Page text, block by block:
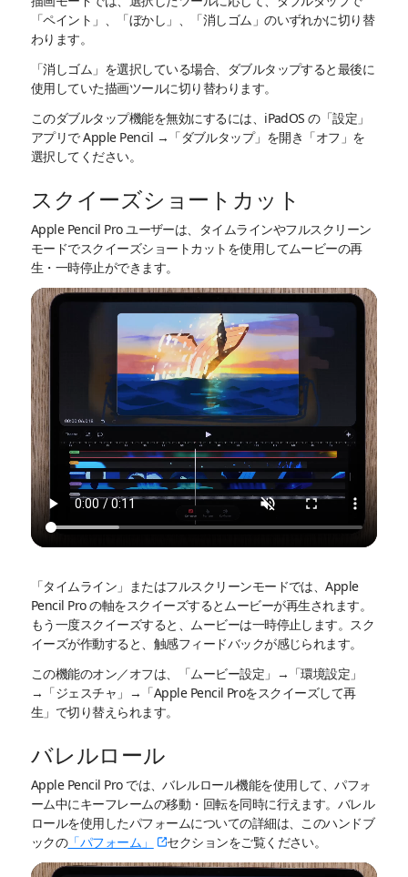
「ペイント」、「ぼかし」、「消しゴム」のいずれかに切り替
わります。
「消しゴム」を選択している場合、ダブルタップすると最後に
使用していた描画ツールに切り替わります。
このダブルタップ機能を無効にするには、iPadOS の「設定」
アプリで Apple Pencil →「ダブルタップ」を開き「オフ」を
選択してください。
スクイーズショートカット
Apple Pencil Pro ユーザーは、タイムラインやフルスクリーン
モードでスクイーズショートカットを使用してムービーの再
生・一時停止ができます。
「タイムライン」またはフルスクリーンモードでは、Apple
Pencil Pro の軸をスクイーズするとムービーが再生されます。
もう一度スクイーズすると、ムービーは一時停止します。スク
イーズが作動すると、触感フィードバックが感じられます。
この機能のオン／オフは、「ムービー設定」→「環境設定」
→「ジェスチャ」→「Apple Pencil Proをスクイーズして再
生」で切り替えられます。
バレルロール
Apple Pencil Pro では、バレルロール機能を使用して、パフォ
ーム中にキーフレームの移動・回転を同時に行えます。バレル
ロールを使用したパフォームについての詳細は、このハンドブ
ックの「パフォーム」 セクションをご覧ください。